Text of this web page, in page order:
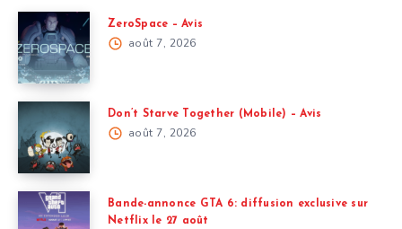
ZeroSpace – Avis
août 7, 2026
Don’t Starve Together (Mobile) – Avis
août 7, 2026
Bande-annonce GTA 6: diffusion exclusive sur
Netflix le 27 août